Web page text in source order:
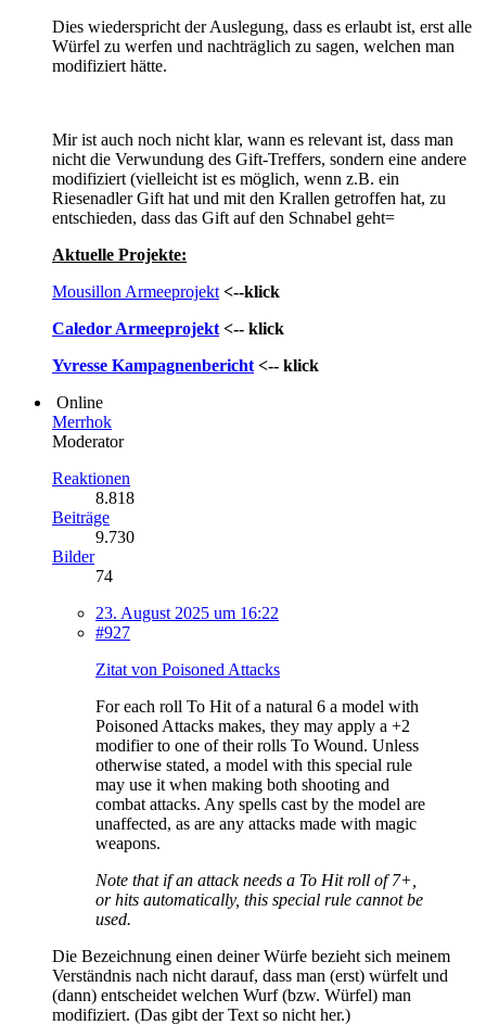
Dies wiederspricht der Auslegung, dass es erlaubt ist, erst alle
Würfel zu werfen und nachträglich zu sagen, welchen man
modifiziert hätte.
Mir ist auch noch nicht klar, wann es relevant ist, dass man
nicht die Verwundung des Gift-Treffers, sondern eine andere
modifiziert (vielleicht ist es möglich, wenn z.B. ein
Riesenadler Gift hat und mit den Krallen getroffen hat, zu
entschieden, dass das Gift auf den Schnabel geht=
Aktuelle Projekte:
Mousillon Armeeprojekt <--klick
Caledor Armeeprojekt <-- klick
Yvresse Kampagnenbericht <-- klick
Online
Merrhok
Moderator
Reaktionen
8.818
Beiträge
9.730
Bilder
74
23. August 2025 um 16:22
#927
Zitat von Poisoned Attacks
For each roll To Hit of a natural 6 a model with
Poisoned Attacks makes, they may apply a +2
modifier to one of their rolls To Wound. Unless
otherwise stated, a model with this special rule
may use it when making both shooting and
combat attacks. Any spells cast by the model are
unaffected, as are any attacks made with magic
weapons.
Note that if an attack needs a To Hit roll of 7+,
or hits automatically, this special rule cannot be
used.
Die Bezeichnung einen deiner Würfe bezieht sich meinem
Verständnis nach nicht darauf, dass man (erst) würfelt und
(dann) entscheidet welchen Wurf (bzw. Würfel) man
modifiziert. (Das gibt der Text so nicht her.)